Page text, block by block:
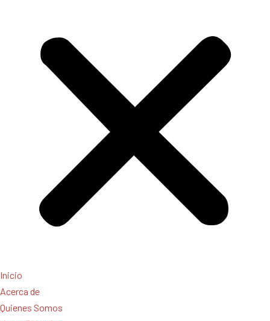
Inicio
Acerca de
Quienes Somos